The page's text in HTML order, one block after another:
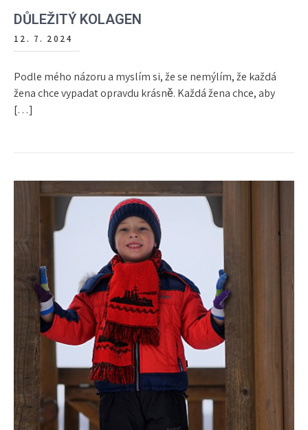
DŮLEŽITÝ KOLAGEN
12. 7. 2024
Podle mého názoru a myslím si, že se nemýlím, že každá
žena chce vypadat opravdu krásně. Každá žena chce, aby
[…]